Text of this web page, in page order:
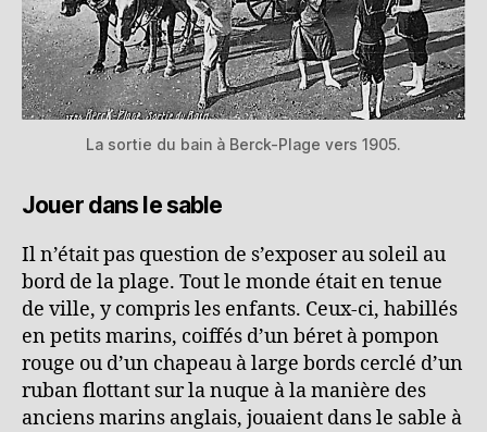
La sortie du bain à Berck-Plage vers 1905.
Jouer dans le sable
Il n’était pas question de s’exposer au soleil au
bord de la plage. Tout le monde était en tenue
de ville, y compris les enfants. Ceux-ci, habillés
en petits marins, coiffés d’un béret à pompon
rouge ou d’un chapeau à large bords cerclé d’un
ruban flottant sur la nuque à la manière des
anciens marins anglais, jouaient dans le sable à